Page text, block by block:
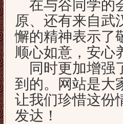
在与谷同学的
原、还有来自武
懈的精神表示了
顺心如意，安心
同时更加增强
到的。网站是大
让我们珍惜这份
发达！